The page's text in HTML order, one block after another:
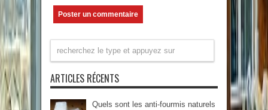
ARTICLES RÉCENTS
Quels sont les anti-fourmis naturels